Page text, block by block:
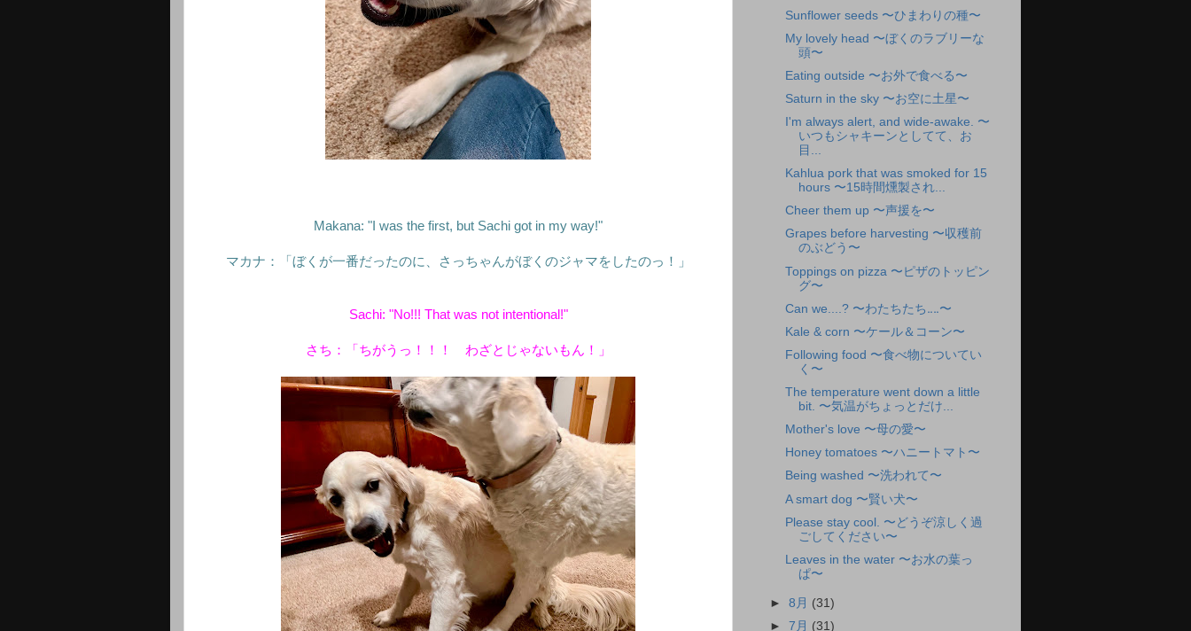
Makana: "I was the first, but Sachi got in my way!"
マカナ：「ぼくが一番だったのに、さっちゃんがぼくのジャマをしたのっ！」
Sachi: "No!!! That was not intentional!"
さち：「ちがうっ！！！ わざとじゃないもん！」
Sunflower seeds 〜ひまわりの種〜
My lovely head 〜ぼくのラブリーな
頭〜
Eating outside 〜お外で食べる〜
Saturn in the sky 〜お空に土星〜
I'm always alert, and wide-awake. 〜
いつもシャキーンとしてて、お
目...
Kahlua pork that was smoked for 15
hours 〜15時間燻製され...
Cheer them up 〜声援を〜
Grapes before harvesting 〜収穫前
のぶどう〜
Toppings on pizza 〜ピザのトッピン
グ〜
Can we....? 〜わたちたち‥‥〜
Kale & corn 〜ケール＆コーン〜
Following food 〜食べ物についてい
く〜
The temperature went down a little
bit. 〜気温がちょっとだけ...
Mother's love 〜母の愛〜
Honey tomatoes 〜ハニートマト〜
Being washed 〜洗われて〜
A smart dog 〜賢い犬〜
Please stay cool. 〜どうぞ涼しく過
ごしてください〜
Leaves in the water 〜お水の葉っ
ぱ〜
►8月 (31)
►7月 (31)